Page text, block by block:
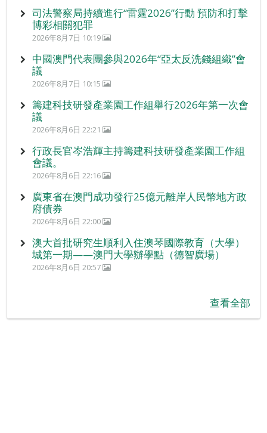
司法警察局持續進行“雷霆2026”行動 預防和打擊
博彩相關犯罪
2026年8月7日 10:19
中國澳門代表團參與2026年“亞太反洗錢組織”會
議
2026年8月7日 10:15
籌建科技研發產業園工作組舉行2026年第一次會
議
2026年8月6日 22:21
行政長官岑浩輝主持籌建科技研發產業園工作組
會議。
2026年8月6日 22:16
廣東省在澳門成功發行25億元離岸人民幣地方政
府債券
2026年8月6日 22:00
澳大首批研究生順利入住澳琴國際教育（大學）
城第一期——澳門大學辦學點（德智廣場）
2026年8月6日 20:57
查看全部